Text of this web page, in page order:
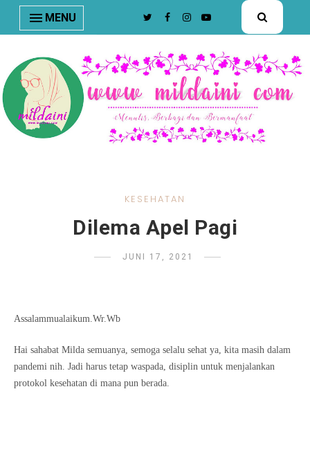
nav#menunav { border-bottom: 1px solid #e8e8e8; }
MENU
KESEHATAN
Dilema Apel Pagi
JUNI 17, 2021
Assalammualaikum.Wr.Wb
Hai sahabat Milda semuanya, semoga selalu sehat ya, kita masih dalam
pandemi nih. Jadi harus tetap waspada, disiplin untuk menjalankan
protokol kesehatan di mana pun berada.